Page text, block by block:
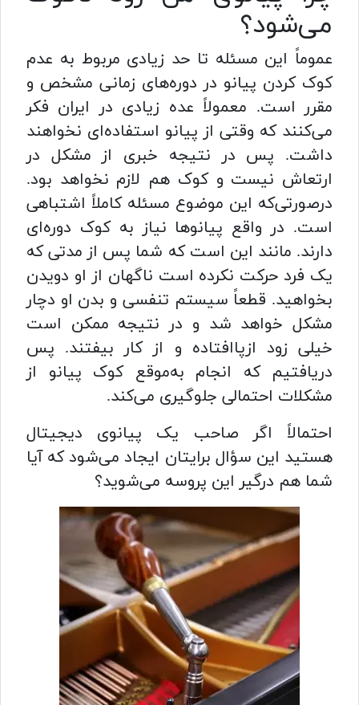
می‌شود؟
عموماً این مسئله تا حد زیادی مربوط به عدم
کوک کردن پیانو در دوره‌های زمانی مشخص و
مقرر است. معمولاً عده زیادی در ایران فکر
می‌کنند که وقتی از پیانو استفاده‌ای نخواهند
داشت. پس در نتیجه خبری از مشکل در
ارتعاش نیست و کوک هم لازم نخواهد بود.
درصورتی‌که این موضوع مسئله کاملاً اشتباهی
است. در واقع پیانوها نیاز به کوک دوره‌ای
دارند. مانند این است که شما پس از مدتی که
یک فرد حرکت نکرده است ناگهان از او دویدن
بخواهید. قطعاً سیستم تنفسی و بدن او دچار
مشکل خواهد شد و در نتیجه ممکن است
خیلی زود ازپاافتاده و از کار بیفتند. پس
دریافتیم که انجام به‌موقع کوک پیانو از
مشکلات احتمالی جلوگیری می‌کند.
احتمالاً اگر صاحب یک پیانوی دیجیتال
هستید این سؤال برایتان ایجاد می‌شود که آیا
شما هم درگیر این پروسه می‌شوید؟